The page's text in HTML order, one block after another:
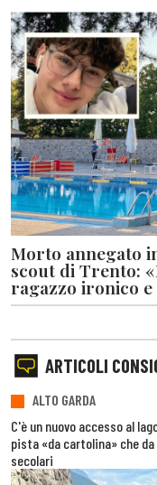
Morto annegato
scout di Trento:
ragazzo ironico e
ARTICOLI
ALTO GARDA
C'è un nuovo accesso al
pista «da cartolina» che
secolari